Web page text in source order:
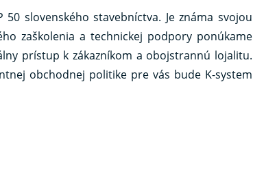
slovenského stavebníctva. Je známa svojou
zaškolenia a technickej podpory ponúkame
prístup k zákazníkom a obojstrannú lojalitu.
obchodnej politike pre vás bude K-system